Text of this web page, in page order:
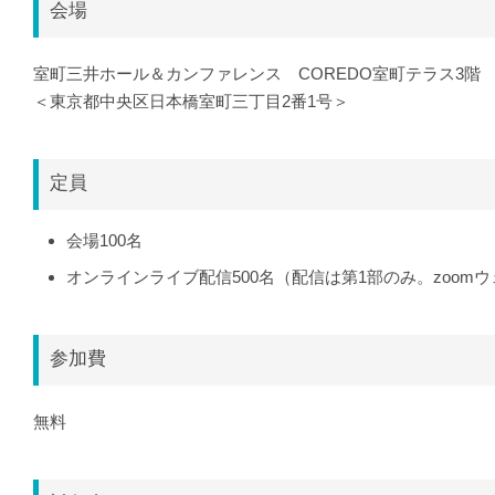
会場
室町三井ホール＆カンファレンス COREDO室町テラス3階
＜東京都中央区日本橋室町三丁目2番1号＞
定員
会場100名
オンラインライブ配信500名（配信は第1部のみ。zoomウ
参加費
無料